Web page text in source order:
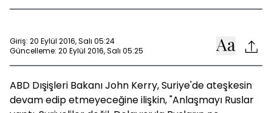
Giriş: 20 Eylül 2016, Salı 05:24
Güncelleme: 20 Eylül 2016, Salı 05:25
ABD Dışişleri Bakanı John Kerry, Suriye'de ateşkesin
devam edip etmeyeceğine ilişkin, "Anlaşmayı Ruslar